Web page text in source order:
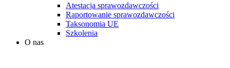
Atestacja sprawozdawczości
Raportowanie sprawozdawczości
Taksonomia UE
Szkolenia
O nas